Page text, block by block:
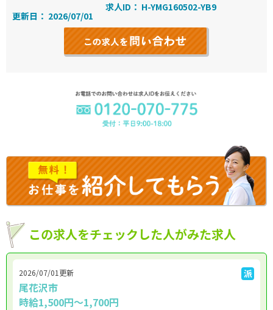
更新日： 2026/07/01
求人ID： H-YMG160502-YB9
この求人をチェックした人がみた求人
2026/07/01更新 派
尾花沢市
時給1,500円～1,700円